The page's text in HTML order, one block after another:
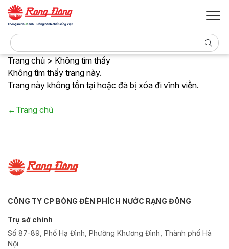
Trang chủ > Không tìm thấy
Không tìm thấy trang này.
Trang này không tồn tại hoặc đã bị xóa đi vĩnh viễn.
←Trang chủ
CÔNG TY CP BÓNG ĐÈN PHÍCH NƯỚC RẠNG ĐÔNG
Trụ sở chính
Số 87-89, Phố Hạ Đình, Phường Khương Đình, Thành phố Hà
Nội